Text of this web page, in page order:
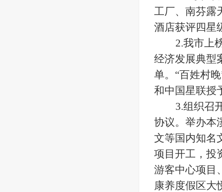
工厂、南芬露
酒店获评四星
2.我市上
经济发展典型
单。“百姓村
和中国星联授
3.组织召
协议。举办本
文等国内知名
项目开工，投
游客中心项目
康养度假区大